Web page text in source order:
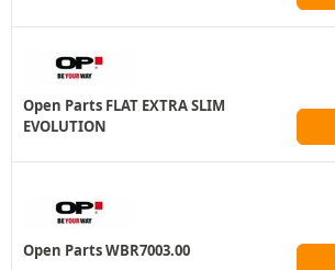
Open Parts FLAT EXTRA SLIM
EVOLUTION
Open Parts WBR7003.00